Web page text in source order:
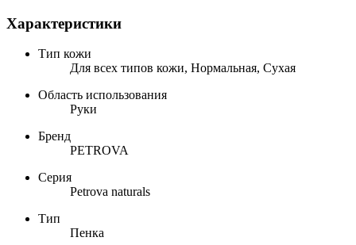
Характеристики
Тип кожи
Для всех типов кожи, Нормальная, Сухая
Область использования
Руки
Бренд
PETROVA
Серия
Petrova naturals
Тип
Пенка